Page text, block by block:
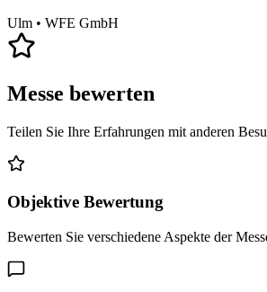
Ulm • WFE GmbH
Messe bewerten
Teilen Sie Ihre Erfahrungen mit anderen
Objektive Bewertung
Bewerten Sie verschiedene Aspekte der